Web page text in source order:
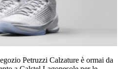
Petruzzi Calzature è ormai da